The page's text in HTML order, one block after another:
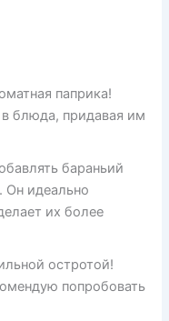
паприка!
блюда, придавая им
бараньий
Он идеально
их более
остротой!
попробовать